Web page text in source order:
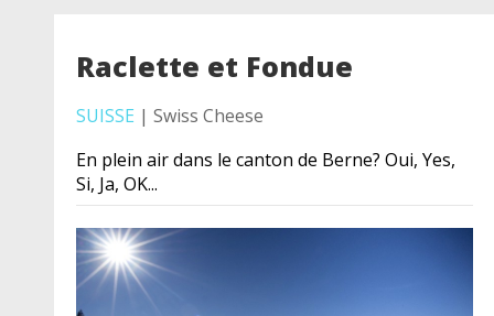
Raclette et Fondue
SUISSE | Swiss Cheese
En plein air dans le canton de Berne? Oui, Yes,
Si, Ja, OK...